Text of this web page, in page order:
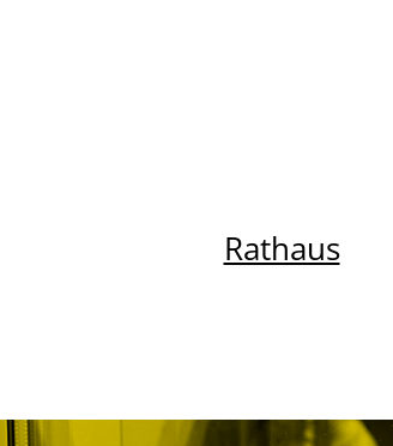
Rathaus